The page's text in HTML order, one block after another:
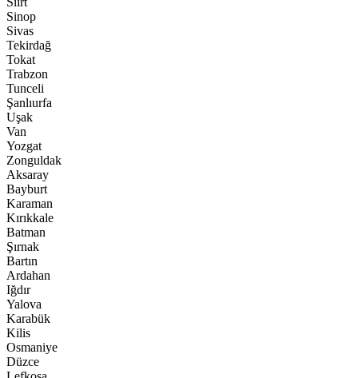
Sinop
Sivas
Tekirdağ
Tokat
Trabzon
Tunceli
Şanlıurfa
Uşak
Van
Yozgat
Zonguldak
Aksaray
Bayburt
Karaman
Kırıkkale
Batman
Şırnak
Bartın
Ardahan
Iğdır
Yalova
Karabük
Kilis
Osmaniye
Düzce